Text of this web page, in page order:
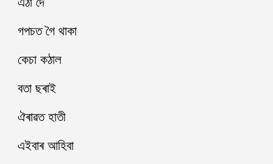
গপচত গৈ থাকা
কেচা কঠাল
বতা ছৰাই
ঐৰাৱত হাতী
এইবাৰ আহিবা